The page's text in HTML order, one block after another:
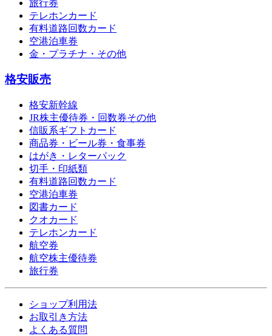
旅行券
テレホンカード
有料道路回数カード
空港泊車券
金・プラチナ・その他
格安販売
格安新幹線
JR株主優待券・回数券その他
信販系ギフトカード
商品券・ビール券・食事券
はがき・レターパック
切手・印紙類
有料道路回数カード
空港泊車券
図書カード
クオカード
テレホンカード
航空券
航空株主優待券
旅行券
ショップ利用法
お取引き方法
よくある質問